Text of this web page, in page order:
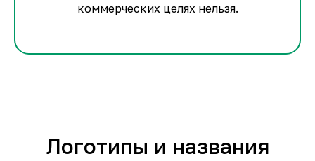
коммерческих целях нельзя.
Логотипы и названия